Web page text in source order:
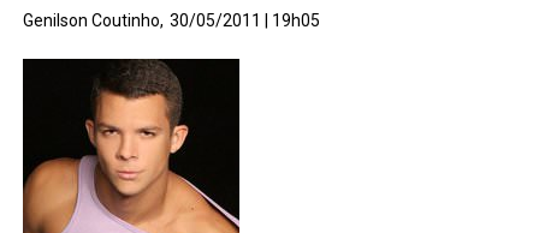
Genilson Coutinho, 30/05/2011 | 19h05